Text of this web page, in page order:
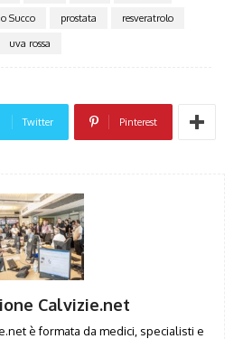
Succo
prostata
resveratrolo
uva rossa
Twitter Pinterest
Calvizie.net
è formata da medici, specialisti e